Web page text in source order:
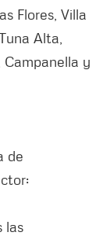
Flores, Villa
Alta,
Campanella y
de
las